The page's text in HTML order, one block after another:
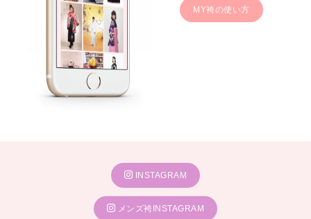
MY袴の使い方
INSTAGRAM
メンズ袴INSTAGRAM